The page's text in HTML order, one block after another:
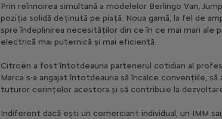
Prin reînnoirea simultană a modelelor Berlingo Van,
poziția solidă deținută pe piață. Noua gamă, la fel de
spre îndeplinirea necesităților din ce în ce mai mari
electrică mai puternică și mai eficientă.
Citroën a fost întotdeauna partenerul cotidian al
Marca s-a angajat întotdeauna să încalce convențiile,
tuturor cerințelor acestora și să contribuie la
Indiferent dacă ești un comerciant individual, un IMM